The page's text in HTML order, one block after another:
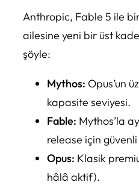
Anthropic, Fable 5 ile
ailesine yeni bir üst
şöyle:
Mythos: Opus’un
kapasite seviyesi.
Fable: Mythos’la
release için
Opus: Klasik
hâlâ aktif).